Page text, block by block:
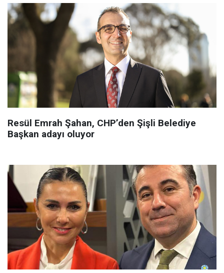
Resül Emrah Şahan, CHP’den Şişli Belediye
Başkan adayı oluyor